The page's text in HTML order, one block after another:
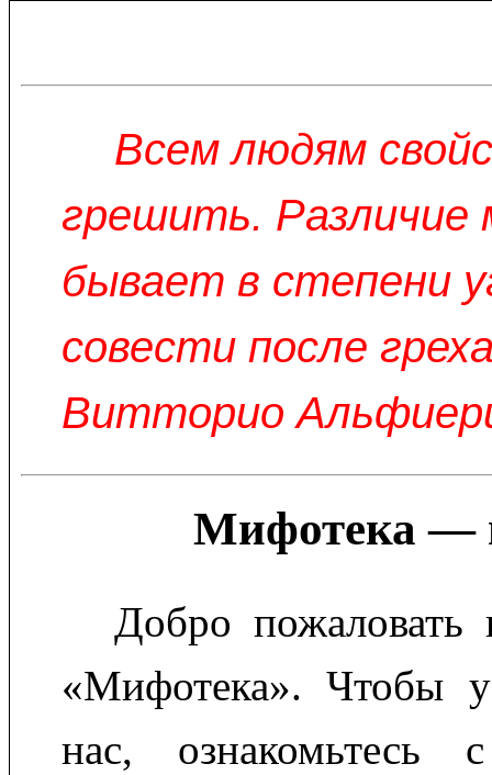
Всем людям
грешить. Различие
бывает в степени
совести после
Витторио
Мифотека —
Добро пожаловать
«Мифотека». Чтобы
нас, ознакомьтесь